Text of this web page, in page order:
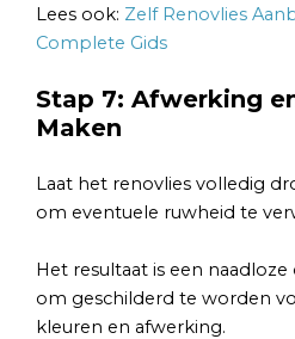
Lees ook: Zelf Renovlies
Complete Gids
Stap 7: Afwerking
Maken
Laat het renovlies volledig
om eventuele ruwheid te
Het resultaat is een
om geschilderd te worden
kleuren en afwerking.